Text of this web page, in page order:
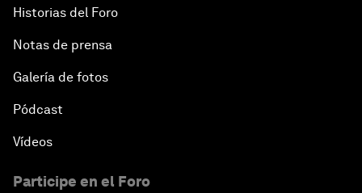
Historias del Foro
Notas de prensa
Galería de fotos
Pódcast
Vídeos
Participe en el Foro